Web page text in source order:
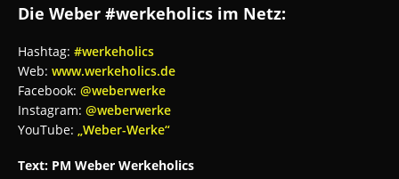
Die Weber #werkeholics im Netz:
Hashtag: #werkeholics
Web: www.werkeholics.de
Facebook: @weberwerke
Instagram: @weberwerke
YouTube: „Weber-Werke“
Text: PM Weber Werkeholics